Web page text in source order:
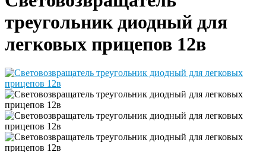
треугольник диодный для
легковых прицепов 12в